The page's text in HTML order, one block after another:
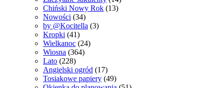
Chiński Nowy Rok (13)
Nowości (34)
by @Kocitella (3)
Kropki (41)
Wielkanoc (24)
Wiosna (364)
Lato (228)
Angielski ogród (17)
Tosiakowe papiery (49)